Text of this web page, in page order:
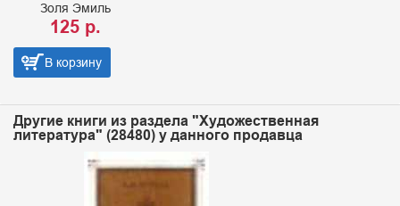
Золя Эмиль
125 р.
В корзину
Другие книги из раздела "Художественная
литература" (28480) у данного продавца